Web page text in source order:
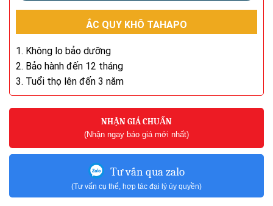
ẮC QUY KHÔ TAHAPO
1. Không lo bảo dưỡng
2. Bảo hành đến 12 tháng
3. Tuổi thọ lên đến 3 năm
NHẬN GIÁ CHUẨN
(Nhận ngay báo giá mới nhất)
Tư vấn qua zalo
(Tư vấn cụ thể, hợp tác đại lý ủy quyền)